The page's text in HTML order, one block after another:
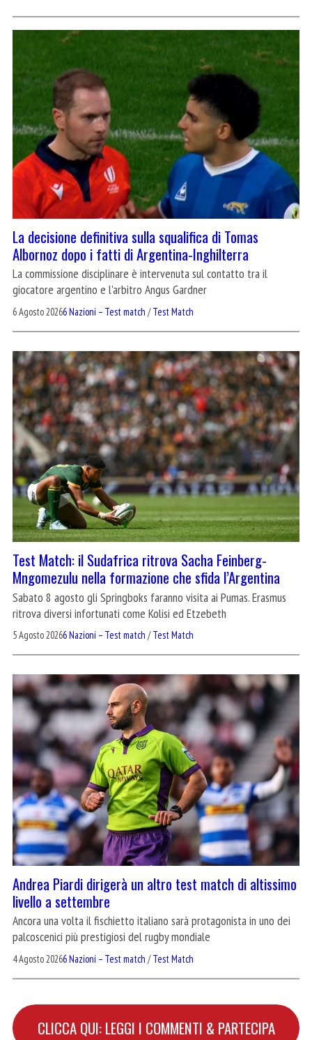
La decisione definitiva sulla squalifica di Tomas
Albornoz dopo i fatti di Argentina-Inghilterra
La commissione disciplinare è intervenuta sul contatto tra il
giocatore argentino e l'arbitro Angus Gardner
6 Agosto 20266 Nazioni – Test match /Test Match
Test Match: il Sudafrica ritrova Sacha Feinberg-
Mngomezulu nella formazione che sfida l’Argentina
Sabato 8 agosto gli Springboks faranno visita ai Pumas. Erasmus
ritrova diversi infortunati come Kolisi ed Etzebeth
5 Agosto 20266 Nazioni – Test match /Test Match
Andrea Piardi dirigerà un altro test match di altissimo
livello a settembre
Ancora una volta il fischietto italiano sarà protagonista in uno dei
palcoscenici più prestigiosi del rugby mondiale
4 Agosto 20266 Nazioni – Test match /Test Match
CLICCA QUI: LEGGI I COMMENTI & PARTECIPA